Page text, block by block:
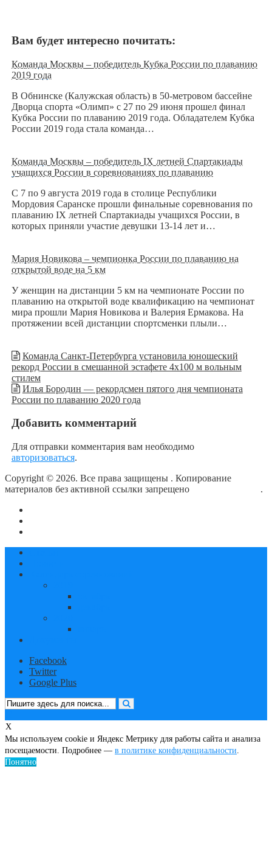
Вам будет интересно почитать:
Команда Москвы – победитель Кубка России по плаванию
2019 года
В Обнинске (Калужская область) в 50-метровом бассейне
Дворца спорта «Олимп» с 27 по 29 июня прошел финал
Кубка России по плаванию 2019 года. Обладателем Кубка
России 2019 года стала команда…
Команда Москвы – победитель IX летней Спартакиады
учащихся России в соревнованиях по плаванию
С 7 по 9 августа 2019 года в столице Республики
Мордовия Саранске прошли финальные соревнования по
плаванию IХ летней Спартакиады учащихся России, в
которых приняли участие девушки 13-14 лет и…
Мария Новикова – чемпионка России по плаванию на
открытой воде на 5 км
У женщин на дистанции 5 км на чемпионате России по
плаванию на открытой воде квалификацию на чемпионат
мира прошли Мария Новикова и Валерия Ермакова. На
протяжении всей дистанции спортсменки плыли…
Команда Санкт-Петербурга установила юношеский
рекорд России в смешанной эстафете 4х100 м вольным
стилем
Илья Бородин — рекордсмен пятого дня чемпионата
России по плаванию 2020 года
Добавить комментарий
Для отправки комментария вам необходимо
авторизоваться.
Copyright © 2026. Все права защищены . Копирование
материалов без активной ссылки запрещено
.
Facebook
Twitter
Google Plus
X
Мы используем cookie и Яндекс Метрику для работы сайта и анализа
посещаемости. Подробнее — в политике конфиденциальности
Понятно